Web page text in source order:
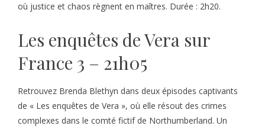
où justice et chaos règnent en maîtres. Durée : 2h20.
Les enquêtes de Vera sur
France 3 – 21h05
Retrouvez Brenda Blethyn dans deux épisodes captivants
de « Les enquêtes de Vera », où elle résout des crimes
complexes dans le comté fictif de Northumberland. Un